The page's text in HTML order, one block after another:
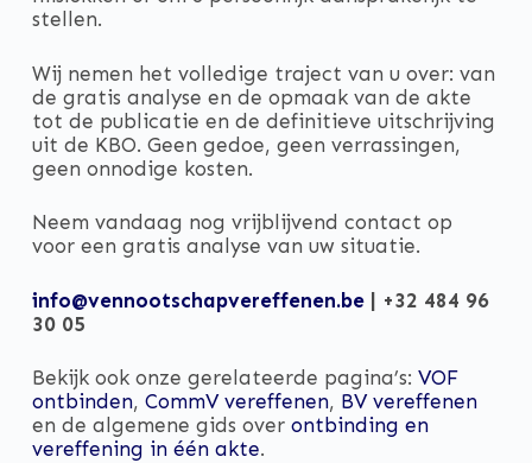
stellen.
Wij nemen het volledige traject van u over: van
de gratis analyse en de opmaak van de akte
tot de publicatie en de definitieve uitschrijving
uit de KBO. Geen gedoe, geen verrassingen,
geen onnodige kosten.
Neem vandaag nog vrijblijvend contact op
voor een gratis analyse van uw situatie.
info@vennootschapvereffenen.be| +32 484 96
30 05
Bekijk ook onze gerelateerde pagina’s: VOF
ontbinden, CommV vereffenen, BV vereffenen
en de algemene gids over ontbinding en
vereffening in één akte.